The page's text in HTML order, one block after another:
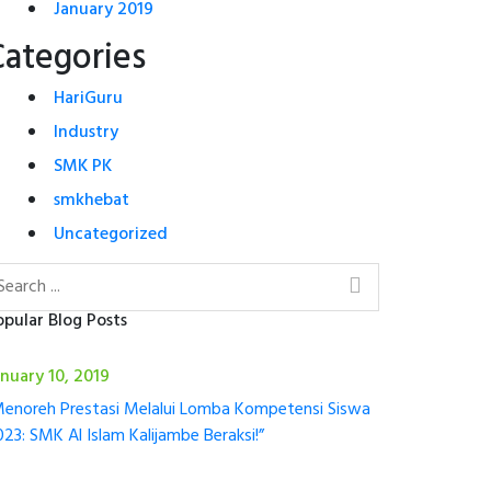
January 2019
HariGuru
Industry
SMK PK
smkhebat
Uncategorized
Blog Posts
10, 2019
Prestasi Melalui Lomba Kompetensi Siswa
SMK Al Islam Kalijambe Beraksi!”